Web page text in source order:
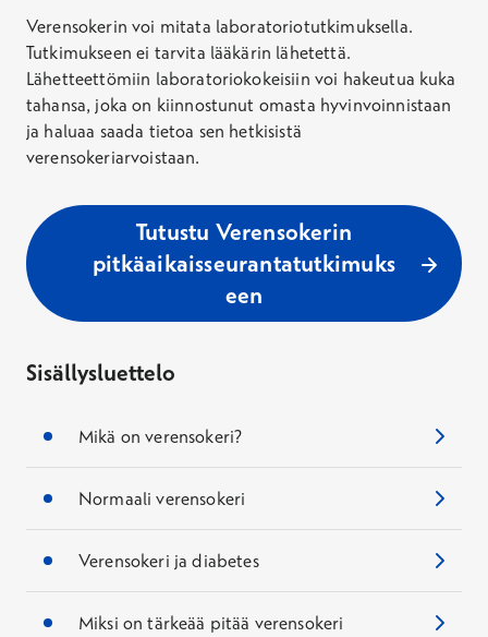
Verensokerin voi mitata laboratoriotutkimuksella.
Tutkimukseen ei tarvita lääkärin lähetettä.
Lähetteettömiin laboratoriokokeisiin voi hakeutua kuka
tahansa, joka on kiinnostunut omasta hyvinvoinnistaan
ja haluaa saada tietoa sen hetkisistä
verensokeriarvoistaan.
Tutustu Verensokerin
pitkäaikaisseurantatutkimuks
een
Sisällysluettelo
Mikä on verensokeri?
Normaali verensokeri
Verensokeri ja diabetes
Miksi on tärkeää pitää verensokeri